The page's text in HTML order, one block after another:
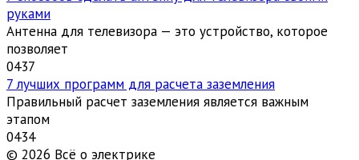
руками
Антенна для телевизора — это устройство, которое
позволяет
0437
7 лучших программ для расчета заземления
Правильный расчет заземления является важным
этапом
0434
© 2026 Всё о электрике